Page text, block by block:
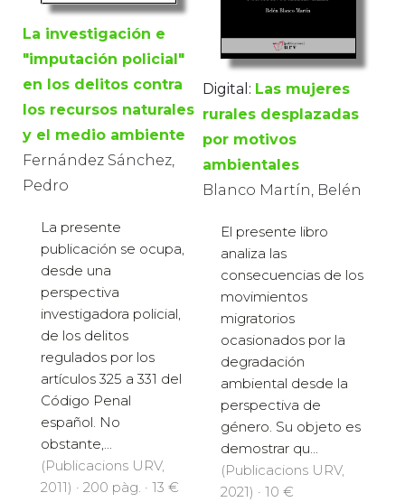
La investigación e
"imputación policial"
en los delitos contra
los recursos naturales
y el medio ambiente
Fernández Sánchez,
Pedro
La presente
publicación se ocupa,
desde una
perspectiva
investigadora policial,
de los delitos
regulados por los
artículos 325 a 331 del
Código Penal
español. No
obstante,...
(Publicacions URV,
2011) · 200 pàg. · 13 €
Digital: Las mujeres
rurales desplazadas
por motivos
ambientales
Blanco Martín, Belén
El presente libro
analiza las
consecuencias de los
movimientos
migratorios
ocasionados por la
degradación
ambiental desde la
perspectiva de
género. Su objeto es
demostrar qu...
(Publicacions URV,
2021) · 10 €